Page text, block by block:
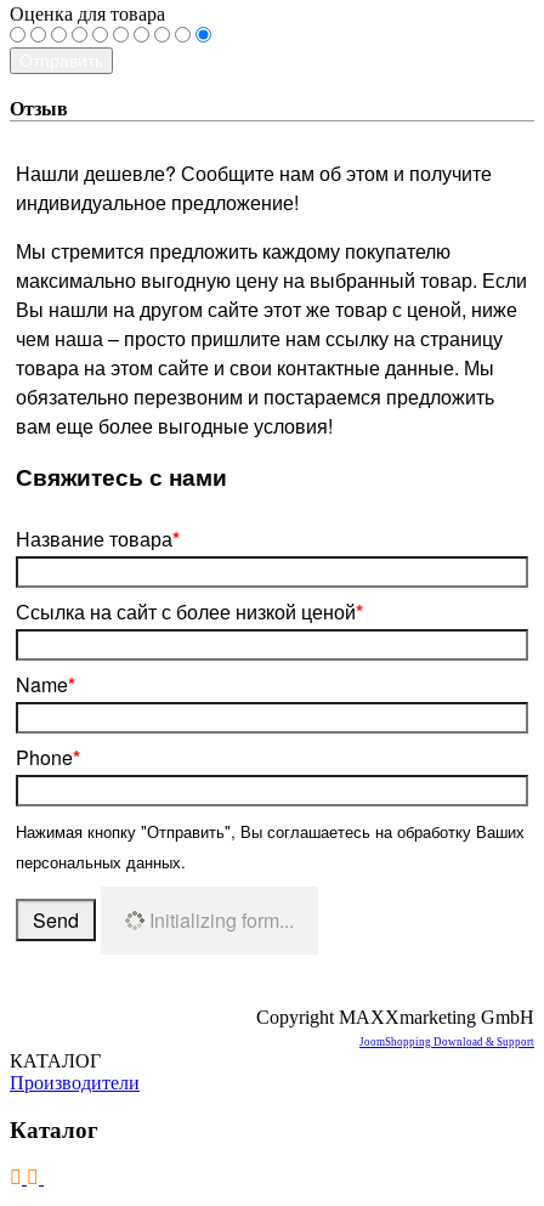
Оценка для товара
Отзыв
Нашли дешевле? Сообщите нам об этом и получите
индивидуальное предложение!
Мы стремится предложить каждому покупателю
максимально выгодную цену на выбранный товар. Если
Вы нашли на другом сайте этот же товар с ценой, ниже
чем наша – просто пришлите нам ссылку на страницу
товара на этом сайте и свои контактные данные. Мы
обязательно перезвоним и постараемся предложить
вам еще более выгодные условия!
­Свяжитесь с нами
Название товара*
Ссылка на сайт с более низкой ценой*
Name*
Phone*
Нажимая кнопку "Отправить", Вы соглашаетесь на обработку Ваших
персональных данных.
Send Initializing form...
Copyright MAXXmarketing GmbH
JoomShopping Download & Support
КАТАЛОГ
Производители
Каталог